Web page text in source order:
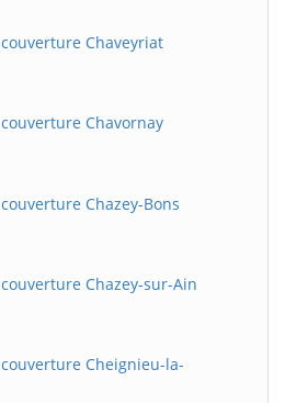
Chaveyriat
Chavornay
Chazey-Bons
Chazey-sur-Ain
Cheignieu-la-